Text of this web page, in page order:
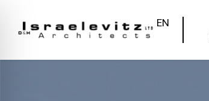
EN